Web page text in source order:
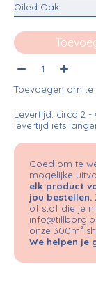
Aantal:
Toevoegen om te
Levertijd: circa 2
levertijd iets
Goed om te
mogelijke
elk product
jou bestellen.
of stof die je
onze 300m²
We helpen je